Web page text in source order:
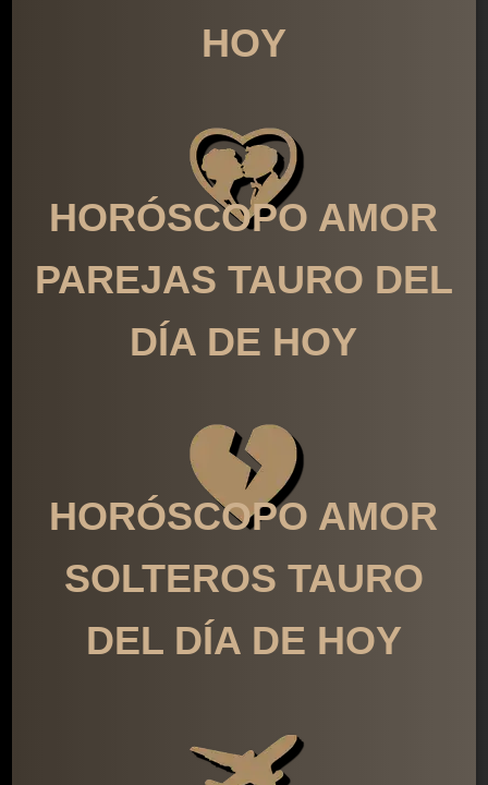
HOY
HORÓSCOPO AMOR
PAREJAS TAURO DEL
DÍA DE HOY
HORÓSCOPO AMOR
SOLTEROS TAURO
DEL DÍA DE HOY